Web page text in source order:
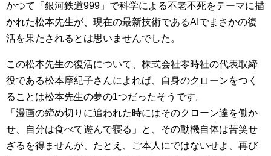
かつて「銀河鉄道999」で科学による不老不死をテーマに描
かれた松本先生が、現在の最新技術であるAIでまさかの復
活を果たされるとは思いませんでした。
この松本先生の復活について、株式会社零時社の代表取締
役である松本摩紀子さんによれば、自身のクローンをつく
ることは松本先生の夢の1つだったそうです。
「漫画の締め切りに追われた時にはそのクローン達を働か
せ、自分は食べて遊んで寝る」と、その動機自体は苦笑せ
ざるを得ませんが、たとえ、ご本人にではないせよ、再び